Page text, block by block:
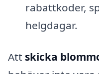
rabattkoder,
helgdagar.
Att skicka